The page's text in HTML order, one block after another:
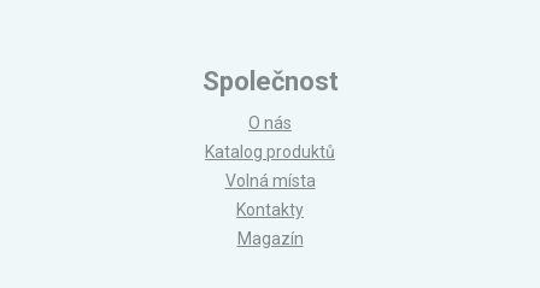
Společnost
O nás
Katalog produktů
Volná místa
Kontakty
Magazín